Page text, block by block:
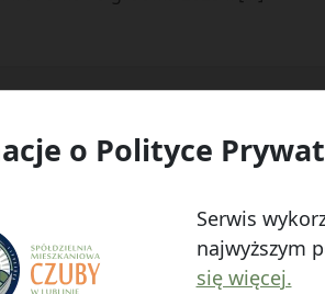
o Polityce
Serwis
najwyższym
się więcej.